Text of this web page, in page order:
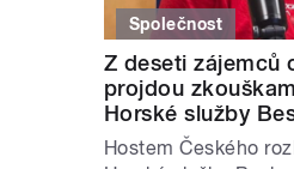
Společnost
Z deseti zájemců
projdou
Horské služby
Hostem Českého